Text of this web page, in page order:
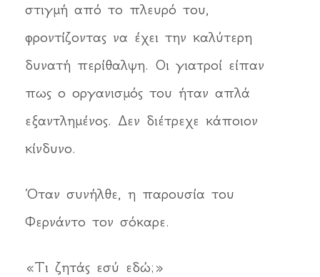
στιγμή από το πλευρό του,
φροντίζοντας να έχει την καλύτερη
δυνατή περίθαλψη. Οι γιατροί είπαν
πως ο οργανισμός του ήταν απλά
εξαντλημένος. Δεν διέτρεχε κάποιον
κίνδυνο.
Όταν συνήλθε, η παρουσία του
Φερνάντο τον σόκαρε.
«Τι ζητάς εσύ εδώ;»